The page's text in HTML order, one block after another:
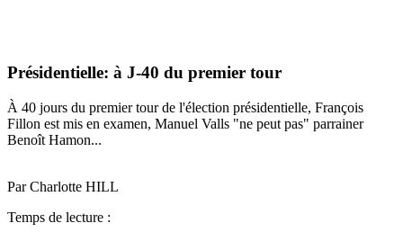
Présidentielle: à J-40 du premier tour
À 40 jours du premier tour de l'élection présidentielle, François
Fillon est mis en examen, Manuel Valls "ne peut pas" parrainer
Benoît Hamon...
Par Charlotte HILL
Temps de lecture :